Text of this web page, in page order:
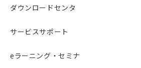
ダウンロードセンタ
サービスサポート
eラーニング・セミナ